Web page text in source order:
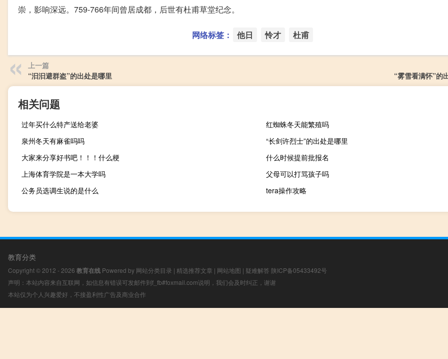
崇，影响深远。759-766年间曾居成都，后世有杜甫草堂纪念。
网络标签： 他日 怜才 杜甫
上一篇
“汩汩避群盗”的出处是哪里
“雾雪看满怀”的
相关问题
过年买什么特产送给老婆
红蜘蛛冬天能繁殖吗
泉州冬天有麻雀吗吗
“长剑许烈士”的出处是哪里
大家来分享好书吧！！！什么梗
什么时候提前批报名
上海体育学院是一本大学吗
父母可以打骂孩子吗
公务员选调生说的是什么
tera操作攻略
教育分类
Copyright © 2012 - 2026 教育在线 Powered by 网站分类目录 | 精选推荐文章 | 网站地图 | 疑难解答 陕ICP备05433492号
声明：本站内容来自互联网，如信息有错误可发邮件到f_fb#foxmail.com说明，我们会及时纠正，谢谢
本站仅为个人兴趣爱好，不接盈利性广告及商业合作